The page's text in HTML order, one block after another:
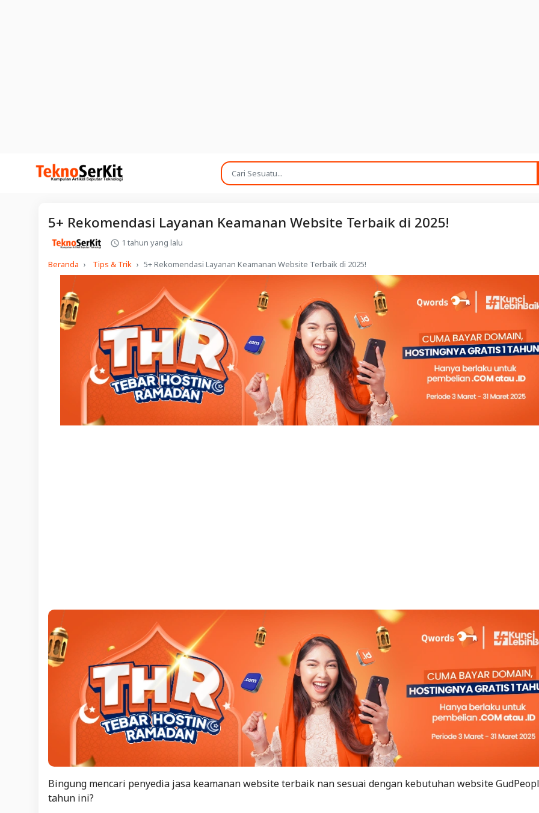
5+ Rekomendasi Layanan Keamanan Website Terbaik di 2025!
1 tahun yang lalu
Beranda Tips & Trik 5+ Rekomendasi Layanan Keamanan Website Terbaik di 2025!
Bingung mencari penyedia jasa keamanan website terbaik nan sesuai dengan kebutuhan website
tahun ini?